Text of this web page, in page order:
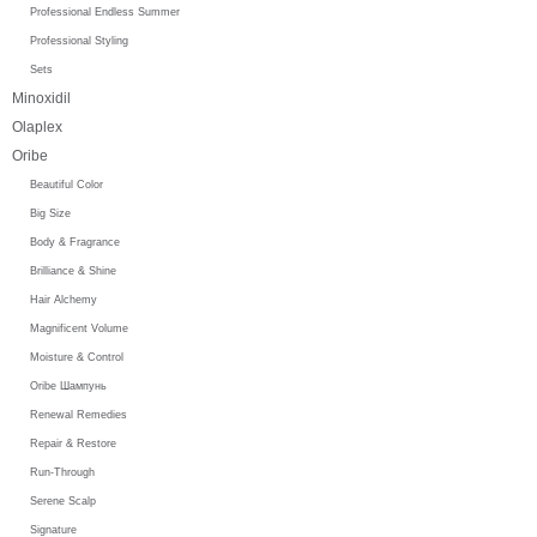
Professional Endless Summer
Professional Styling
Sets
Minoxidil
Olaplex
Oribe
Beautiful Color
Big Size
Body & Fragrance
Brilliance & Shine
Hair Alchemy
Magnificent Volume
Moisture & Control
Oribe Шампунь
Renewal Remedies
Repair & Restore
Run-Through
Serene Scalp
Signature